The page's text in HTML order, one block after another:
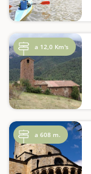
a 12,0 Km's
a 608 m.